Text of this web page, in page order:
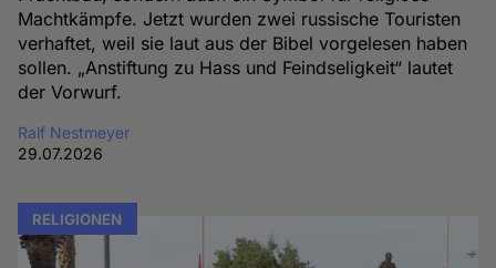
Machtkämpfe. Jetzt wurden zwei russische Touristen
verhaftet, weil sie laut aus der Bibel vorgelesen haben
sollen. „Anstiftung zu Hass und Feindseligkeit“ lautet
der Vorwurf.
Ralf Nestmeyer
29.07.2026
RELIGIONEN